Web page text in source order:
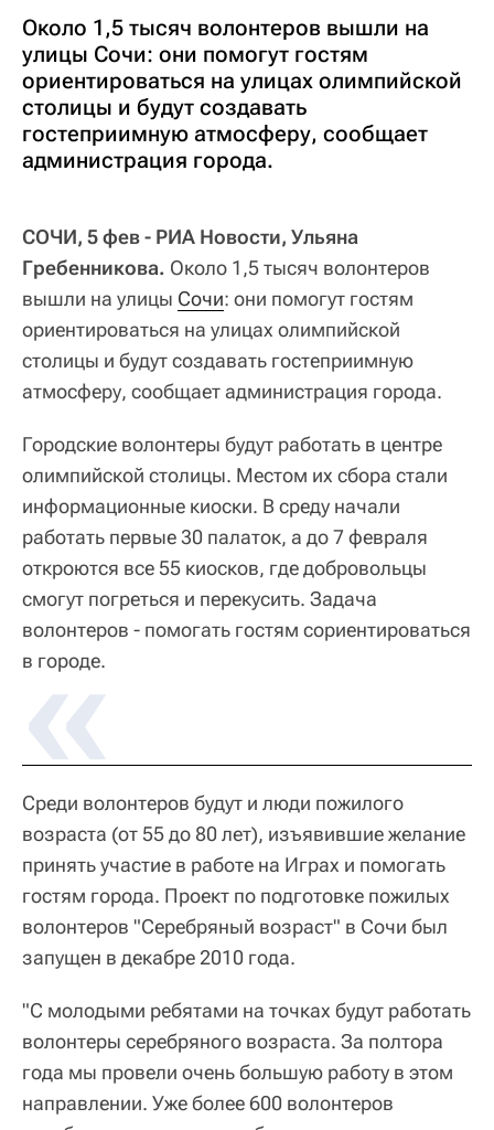
Около 1,5 тысяч волонтеров вышли на
улицы Сочи: они помогут гостям
ориентироваться на улицах олимпийской
столицы и будут создавать
гостеприимную атмосферу, сообщает
администрация города.
СОЧИ, 5 фев - РИА Новости, Ульяна
Гребенникова. Около 1,5 тысяч волонтеров
вышли на улицы Сочи: они помогут гостям
ориентироваться на улицах олимпийской
столицы и будут создавать гостеприимную
атмосферу, сообщает администрация города.
Городские волонтеры будут работать в центре
олимпийской столицы. Местом их сбора стали
информационные киоски. В среду начали
работать первые 30 палаток, а до 7 февраля
откроются все 55 киосков, где добровольцы
смогут погреться и перекусить. Задача
волонтеров - помогать гостям сориентироваться
в городе.
Среди волонтеров будут и люди пожилого
возраста (от 55 до 80 лет), изъявившие желание
принять участие в работе на Играх и помогать
гостям города. Проект по подготовке пожилых
волонтеров "Серебряный возраст" в Сочи был
запущен в декабре 2010 года.
"С молодыми ребятами на точках будут работать
волонтеры серебряного возраста. За полтора
года мы провели очень большую работу в этом
направлении. Уже более 600 волонтеров